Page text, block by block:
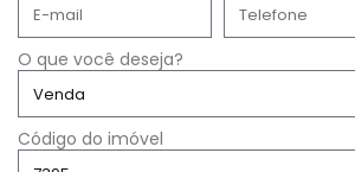
O que você deseja?
Código do imóvel